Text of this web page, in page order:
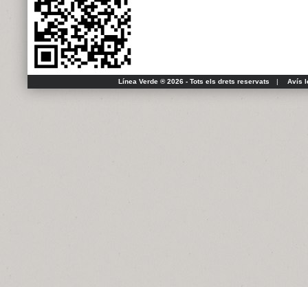
Línea Verde ® 2026 - Tots els drets reservats | Avís